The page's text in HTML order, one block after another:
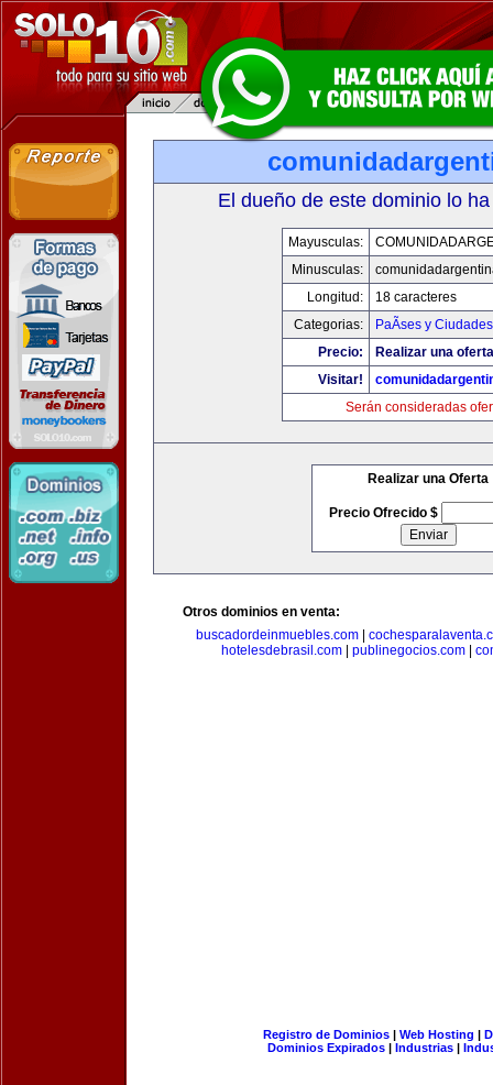
El dueño de este dominio lo
Mayusculas:
Minusculas:
Longitud:
18 caracteres
Categorias:
PaÃ­ses y Ciudades
Precio:
Realizar una
Visitar!
Serán consideradas
Realizar una Oferta
Precio Ofrecido $
Otros dominios en venta:
buscadordeinmuebles.com
hotelesdebrasil.com
publinegocios.com
Registro de Dominios| Web Hosting |
Dominios Expirados | Industrias |